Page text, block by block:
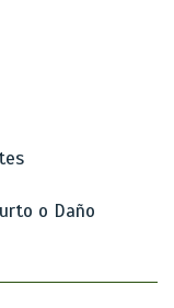
o Daño